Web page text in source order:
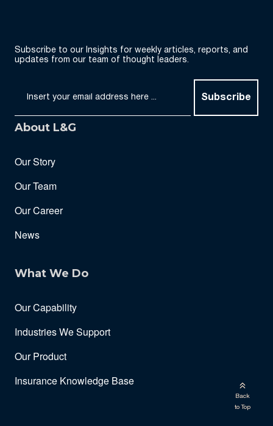
Subscribe to our Insights for weekly articles, reports, and
updates from our team of thought leaders.
Subscribe
About L&G
Our Story
Our Team
Our Career
News
What We Do
Our Capability
Industries We Support
Our Product
Insurance Knowledge Base
Back
to Top